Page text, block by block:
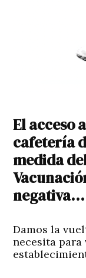
El acceso
cafetería
medida
negativa…
Damos la
necesita para